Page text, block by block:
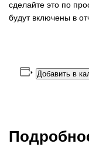
сделайте это по
будут включены в
Добавить в